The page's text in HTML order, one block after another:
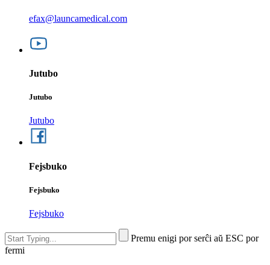
efax@launcamedical.com
Jutubo
Jutubo
Jutubo
Fejsbuko
Fejsbuko
Fejsbuko
Premu enigi por serĉi aŭ ESC por
fermi